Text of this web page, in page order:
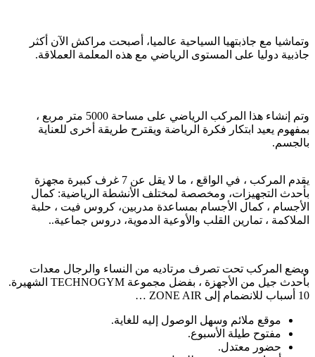
وتماشيا مع جاذبتهيا السياحية عالميا، أصبحت مراكش الآن أكثر
جاذبية دوليا على المستوى الرياضي مع هذه المعلمة العملاقة.
وتم إنشاء هذا المركب الرياضي على مساحة 5000 متر مربع ،
بمفهوم يعيد ابتكار فكرة الرياضة ويقترح طريقة أخرى للعناية
بالجسم.
يقدم المركب ، في الواقع ، ما لا يقل عن 7 غرف كبيرة مجهزة
بأحدث التجهيزات، ومخصصة لمختلف الأنشطة الرياضية: كمال
الأجسام ، كمال الأجسام بمساعدة مدربين، كروس فيت ، حلبة
الملاكمة ، تمارين القلب والأوعية الدموية، دروس جماعية..
ويضع المركب تحت تصرف مرتاديه من النساء والرجال معدات
بأحدث جيل من الأجهزة ، بفضل مجموعة TECHNOGYM الشهيرة.
10 أسباب للانضمام إلى ZONE AIR …
موقع ملائم وسهل الوصول إليه للغاية.
مفتوح طيلة الأسبوع.
حضور معتدل.